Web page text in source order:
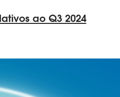
ao Q3 2024